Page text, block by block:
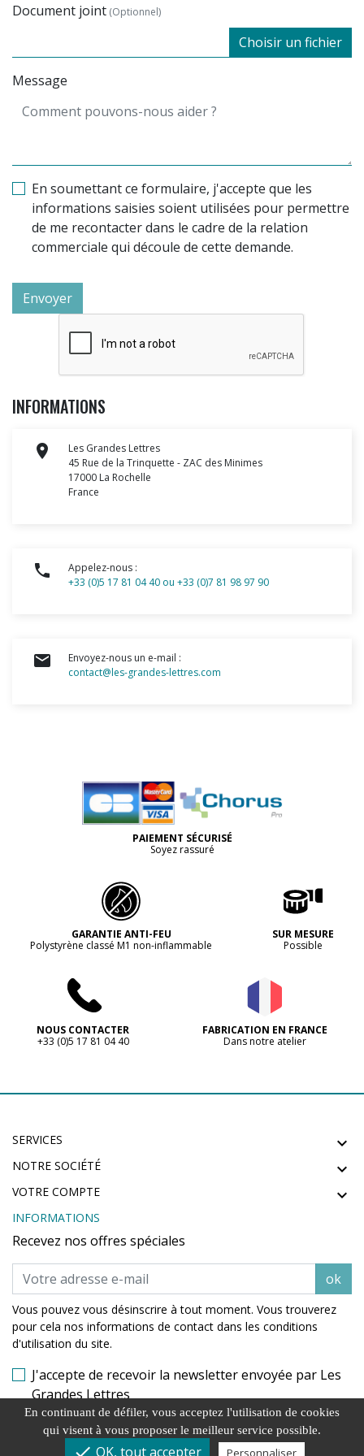
INFORMATIONS

Les Grandes Lettres
45 Rue de la Trinquette - ZAC des Minimes
17000 La Rochelle
France

Appelez-nous :
+33 (0)5 17 81 04 40 ou +33 (0)7 81 98 97 90

Envoyez-nous un e-mail :
contact@les-grandes-lettres.com
Document joint (Optionnel)
Message
En soumettant ce formulaire, j'accepte que les
informations saisies soient utilisées pour permettre
de me recontacter dans le cadre de la relation
commerciale qui découle de cette demande.
PAIEMENT SÉCURISÉ
Soyez rassuré
GARANTIE ANTI-FEU
Polystyrène classé M1 non-inflammable
SUR MESURE
Possible
NOUS CONTACTER
+33 (0)5 17 81 04 40
FABRICATION EN FRANCE
Dans notre atelier
SERVICES 
NOTRE SOCIÉTÉ 
VOTRE COMPTE 
INFORMATIONS
Recevez nos offres spéciales
ok
Vous pouvez vous désinscrire à tout moment. Vous trouverez
pour cela nos informations de contact dans les conditions
d'utilisation du site.
J'accepte de recevoir la newsletter envoyée par Les
Grandes Lettres
© 2026 - Site créé par La Rochelle Création
En continuant de défiler, vous acceptez l'utilisation de cookies
qui visent à vous proposer le meilleur service possible.
check OK, tout accepter Personnaliser